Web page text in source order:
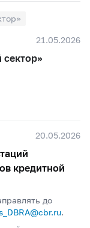
21.05.2026
20.05.2026
кредитной
до
.